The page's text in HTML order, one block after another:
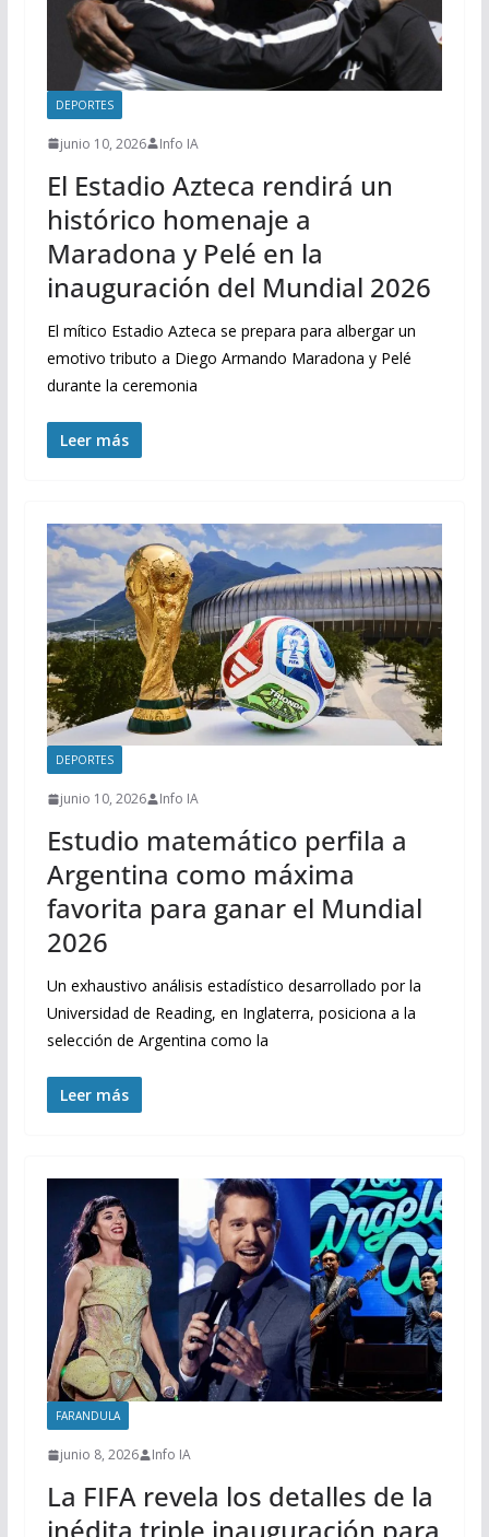
DEPORTES
junio 10, 2026 Info IA
El Estadio Azteca rendirá un
histórico homenaje a
Maradona y Pelé en la
inauguración del Mundial 2026
El mítico Estadio Azteca se prepara para albergar un
emotivo tributo a Diego Armando Maradona y Pelé
durante la ceremonia
Leer más
DEPORTES
junio 10, 2026 Info IA
Estudio matemático perfila a
Argentina como máxima
favorita para ganar el Mundial
2026
Un exhaustivo análisis estadístico desarrollado por la
Universidad de Reading, en Inglaterra, posiciona a la
selección de Argentina como la
Leer más
FARANDULA
junio 8, 2026 Info IA
La FIFA revela los detalles de la